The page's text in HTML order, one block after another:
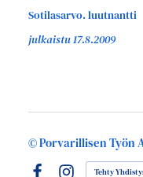
Sotilasarvo. luutnantti
julkaistu 17.8.2009
©Porvarillisen Työn
Tehty